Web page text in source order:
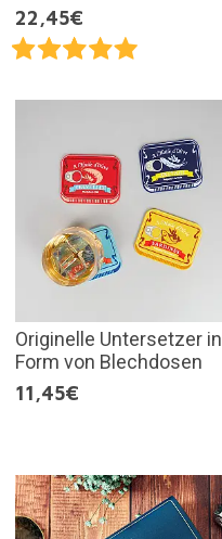
22,45€
Originelle Untersetzer in
Form von Blechdosen
11,45€